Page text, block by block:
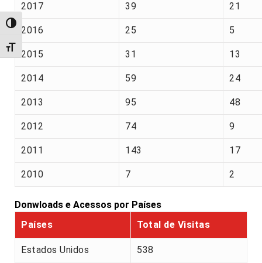
Alternar alto contraste
Alternar tamanho da fonte
2017 39 21
2016 25 5
2015 31 13
2014 59 24
2013 95 48
2012 74 9
2011 143 17
2010 7 2
Donwloads e Acessos por Países
Países
Total de Visitas
Estados Unidos 538